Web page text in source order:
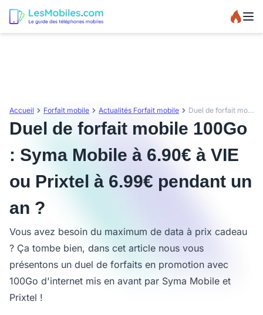
Accueil Forfait mobile Actualités Forfait mobile Duel de forfait mobile 100Go : Syma Mobile à 6.90€ à VIE ou Prixtel à 6.99€ pendant un an ?
Duel de forfait mobile 100Go
: Syma Mobile à 6.90€ à VIE
ou Prixtel à 6.99€ pendant un
an ?
Vous avez besoin du maximum de data à prix cadeau
? Ça tombe bien, dans cet article nous vous
présentons un duel de forfaits en promotion avec
100Go d'internet mis en avant par Syma Mobile et
Prixtel !